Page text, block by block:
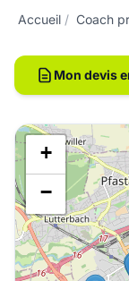
Accueil / Coach
Mon devis
+
−